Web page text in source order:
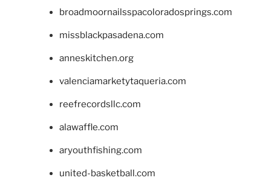
broadmoornailsspacoloradosprings.com
missblackpasadena.com
anneskitchen.org
valenciamarketytaqueria.com
reefrecordsllc.com
alawaffle.com
aryouthfishing.com
united-basketball.com